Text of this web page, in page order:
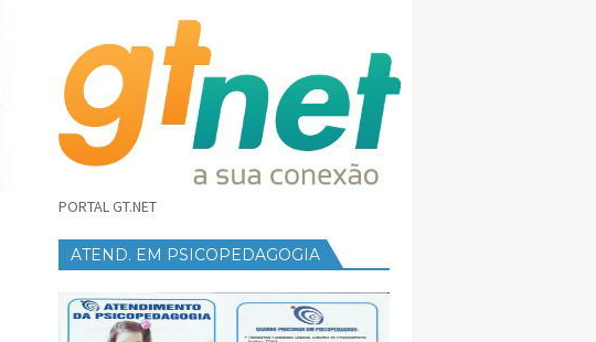
PORTAL GT.NET
ATEND. EM PSICOPEDAGOGIA